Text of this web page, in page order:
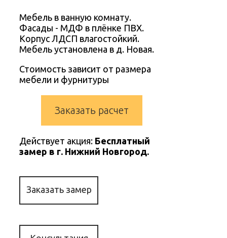
Мебель в ванную комнату.
Фасады - МДФ в плёнке ПВХ.
Корпус ЛДСП влагостойкий.
Мебель установлена в д. Новая.
Стоимость зависит от размера
мебели и фурнитуры
Заказать расчет
Действует акция: Бесплатный
замер в г. Нижний Новгород.
Заказать замер